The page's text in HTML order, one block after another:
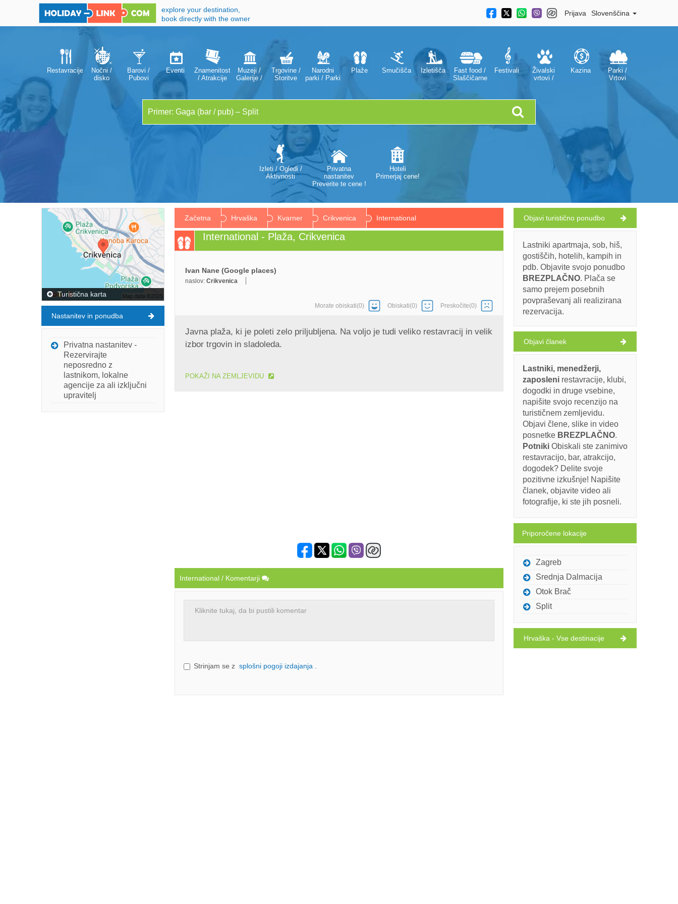
explore your destination,
book directly with the owner
Prijava Slovenščina
Restavracije
Nočni /
disko
Barovi /
Pubovi
Eventi
Znamenitosti
/ Atrakcije
Muzeji /
Galerije /
Trgovine /
Storitve
Narodni
parki / Parki
Plaže Smučišča Izletišča
Fast food /
Slaščičarne
Festivali
Živalski
vrtovi /
Kazina
Parki /
Vrtovi
Izleti / Ogledi /
Aktivnosti
Privatna
nastanitev
Preverite te cene !
Hoteli
Primerjaj cene!
Začetna Hrvaška Kvarner Crikvenica International
International - Plaža, Crikvenica
Ivan Nane (Google places)
naslov: Crikvenica
Morate obiskati(0) Obiskati(0) Preskočite(0)
Javna plaža, ki je poleti zelo priljubljena. Na voljo je tudi veliko restavracij in velik
izbor trgovin in sladoleda.
POKAŽI NA ZEMLJEVIDU
International / Komentarji
Strinjam se z splošni pogoji izdajanja
Turistična karta
Nastanitev in ponudba
Privatna nastanitev -
Rezervirajte
neposredno z
lastnikom, lokalne
agencije za ali izključni
upravitelj
Objavi turistično ponudbo
Lastniki apartmaja, sob, hiš,
gostiščih, hotelih, kampih in
pdb. Objavite svojo ponudbo
BREZPLAČNO. Plača se
samo prejem posebnih
povpraševanj ali realizirana
rezervacija.
Objavi članek
Lastniki, menedžerji,
zaposleni restavracije, klubi,
dogodki in druge vsebine,
napišite svojo recenzijo na
turističnem zemljevidu.
Objavi člene, slike in video
posnetke BREZPLAČNO.
Potniki Obiskali ste zanimivo
restavracijo, bar, atrakcijo,
dogodek? Delite svoje
pozitivne izkušnje! Napišite
članek, objavite video ali
fotografije, ki ste jih posneli.
Priporočene lokacije
Zagreb
Srednja Dalmacija
Otok Brač
Split
Hrvaška - Vse destinacije